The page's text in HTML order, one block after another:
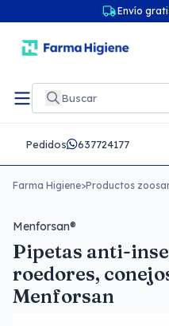
Envío
Pedidos 637724177
Farma Higiene>Productos
Menforsan®
Pipetas anti-
roedores,
Menforsan